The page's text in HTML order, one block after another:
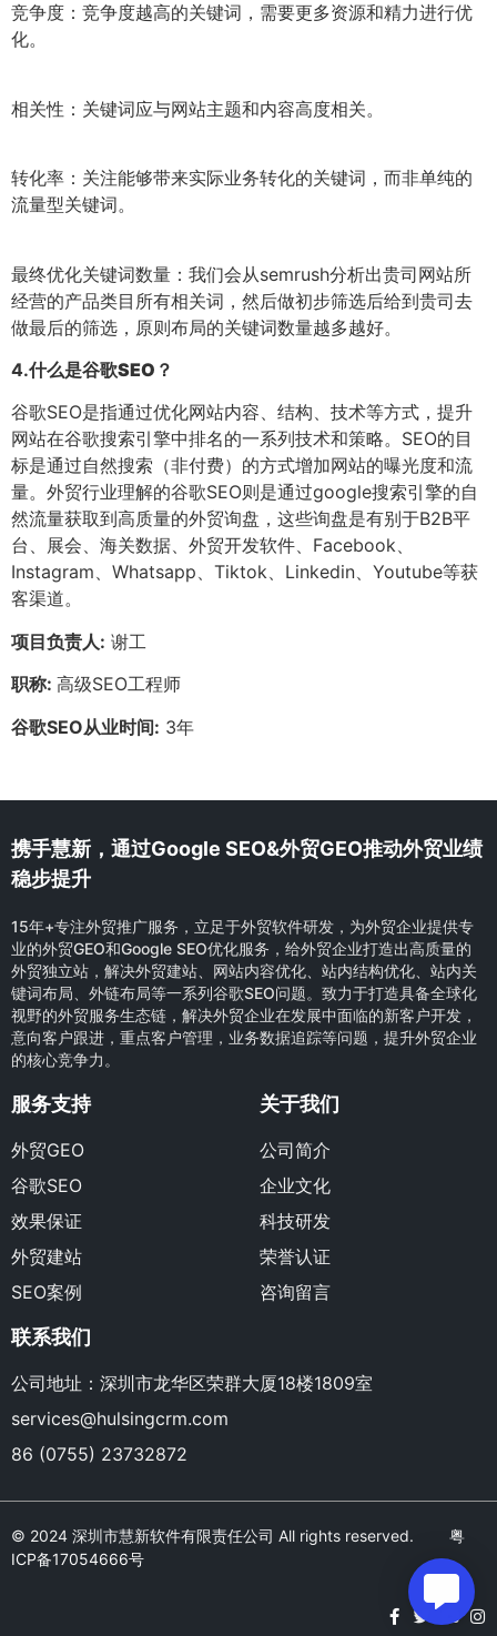
竞争度：竞争度越高的关键词，需要更多资源和精力进行优
化。
相关性：关键词应与网站主题和内容高度相关。
转化率：关注能够带来实际业务转化的关键词，而非单纯的
流量型关键词。
最终优化关键词数量：我们会从semrush分析出贵司网站所
经营的产品类目所有相关词，然后做初步筛选后给到贵司去
做最后的筛选，原则布局的关键词数量越多越好。
4.什么是谷歌SEO？
谷歌SEO是指通过优化网站内容、结构、技术等方式，提升
网站在谷歌搜索引擎中排名的一系列技术和策略。SEO的目
标是通过自然搜索（非付费）的方式增加网站的曝光度和流
量。外贸行业理解的谷歌SEO则是通过google搜索引擎的自
然流量获取到高质量的外贸询盘，这些询盘是有别于B2B平
台、展会、海关数据、外贸开发软件、Facebook、
Instagram、Whatsapp、Tiktok、Linkedin、Youtube等获
客渠道。
项目负责人: 谢工
职称: 高级SEO工程师
谷歌SEO从业时间: 3年
携手慧新，通过Google SEO&外贸GEO推动外贸业绩
稳步提升
15年+专注外贸推广服务，立足于外贸软件研发，为外贸企业提供专
业的外贸GEO和Google SEO优化服务，给外贸企业打造出高质量的
外贸独立站，解决外贸建站、网站内容优化、站内结构优化、站内关
键词布局、外链布局等一系列谷歌SEO问题。致力于打造具备全球化
视野的外贸服务生态链，解决外贸企业在发展中面临的新客户开发，
意向客户跟进，重点客户管理，业务数据追踪等问题，提升外贸企业
的核心竞争力。
服务支持
外贸GEO
谷歌SEO
效果保证
外贸建站
SEO案例
关于我们
公司简介
企业文化
科技研发
荣誉认证
咨询留言
联系我们
公司地址：深圳市龙华区荣群大厦18楼1809室
services@hulsingcrm.com
86 (0755) 23732872
© 2024 深圳市慧新软件有限责任公司 All rights reserved. 粤
ICP备17054666号